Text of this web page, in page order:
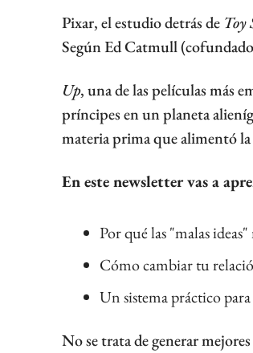
Pixar, el estudio detrás de Toy
Según Ed Catmull
Up, una de las películas más
príncipes en un planeta
materia prima que alimentó
En este newsletter vas a
Por qué las "malas
Cómo cambiar tu
Un sistema práctico
No se trata de generar